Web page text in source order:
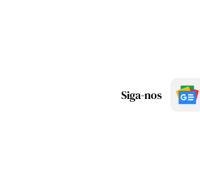
Siga-nos